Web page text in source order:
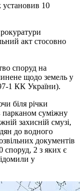
установив 10
акт стосовно
споруд на
щодо земель у
1 КК України).
біля річки
парканом суміжну
захисній смузі,
до водного
документів
споруд, 2 з яких є
у